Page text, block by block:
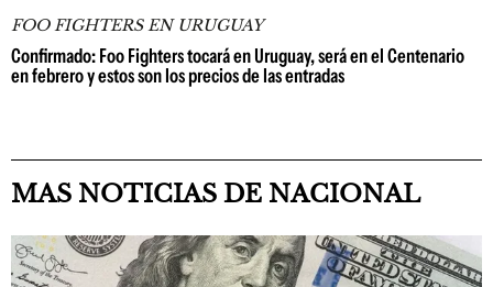
FOO FIGHTERS EN URUGUAY
Confirmado: Foo Fighters tocará en Uruguay, será en el Centenario
en febrero y estos son los precios de las entradas
MAS NOTICIAS DE NACIONAL